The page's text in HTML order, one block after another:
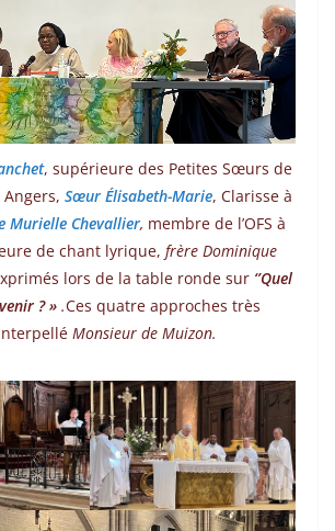
, supérieure des Petites Sœurs de
Sœur Élisabeth-Marie, Clarisse à
Murielle Chevallier, membre de l’OFS à
de chant lyrique, frère Dominique
lors de la table ronde sur ‘’Quel
? » .Ces quatre approches très
Monsieur de Muizon.